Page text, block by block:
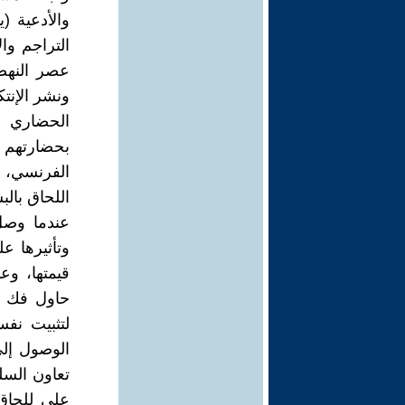
التراجم
عصر
ونشر
الحضاري
الفرنسي،
اللحاق
وتأثيرها
قيمتها،
حاول فك
لتثبيت
الوصول
تعاون
علي